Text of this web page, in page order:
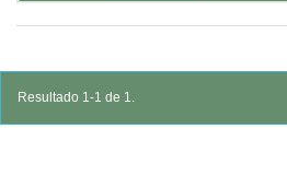
Resultado 1-1 de 1.